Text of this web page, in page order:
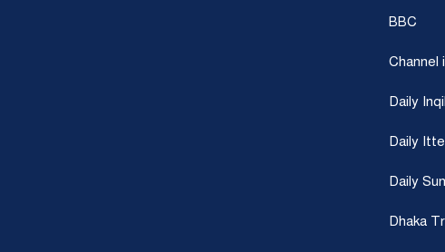
BBC
Channel i
Daily
Daily
Daily Sun
Dhaka